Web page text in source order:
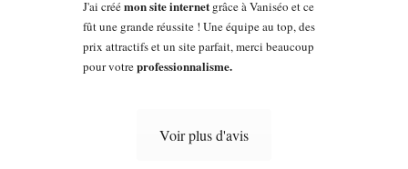
J'ai créémon site internet grâce à Vaniséo et ce
fût une grande réussite ! Une équipe au top, des
prix attractifs et un site parfait, merci beaucoup
pour votreprofessionnalisme.
Voir plus d'avis